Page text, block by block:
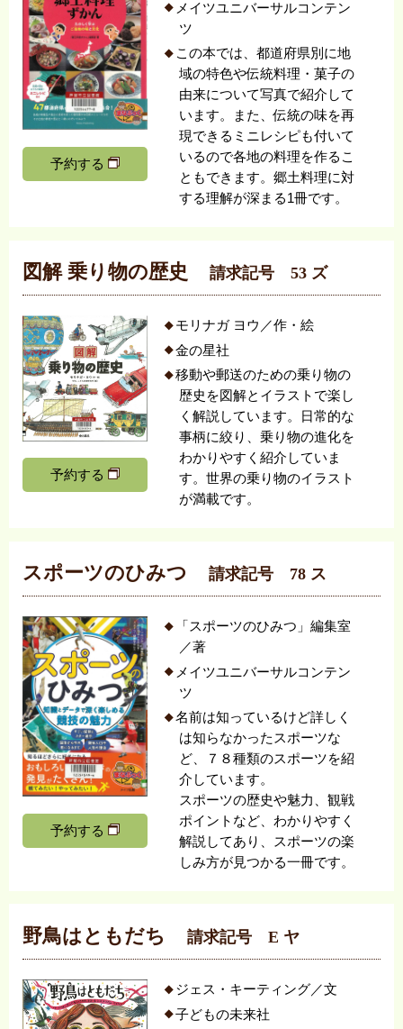
予約する
メイツユニバーサルコンテン
ツ
この本では、都道府県別に地
域の特色や伝統料理・菓子の
由来について写真で紹介して
います。また、伝統の味を再
現できるミニレシピも付いて
いるので各地の料理を作るこ
ともできます。郷土料理に対
する理解が深まる1冊です。
図解 乗り物の歴史 請求記号 53 ズ
予約する
モリナガ ヨウ／作・絵
金の星社
移動や郵送のための乗り物の
歴史を図解とイラストで楽し
く解説しています。日常的な
事柄に絞り、乗り物の進化を
わかりやすく紹介していま
す。世界の乗り物のイラスト
が満載です。
スポーツのひみつ 請求記号 78 ス
予約する
「スポーツのひみつ」編集室
／著
メイツユニバーサルコンテン
ツ
名前は知っているけど詳しく
は知らなかったスポーツな
ど、７８種類のスポーツを紹
介しています。
スポーツの歴史や魅力、観戦
ポイントなど、わかりやすく
解説してあり、スポーツの楽
しみ方が見つかる一冊です。
野鳥はともだち 請求記号 E ヤ
ジェス・キーティング／文
子どもの未来社